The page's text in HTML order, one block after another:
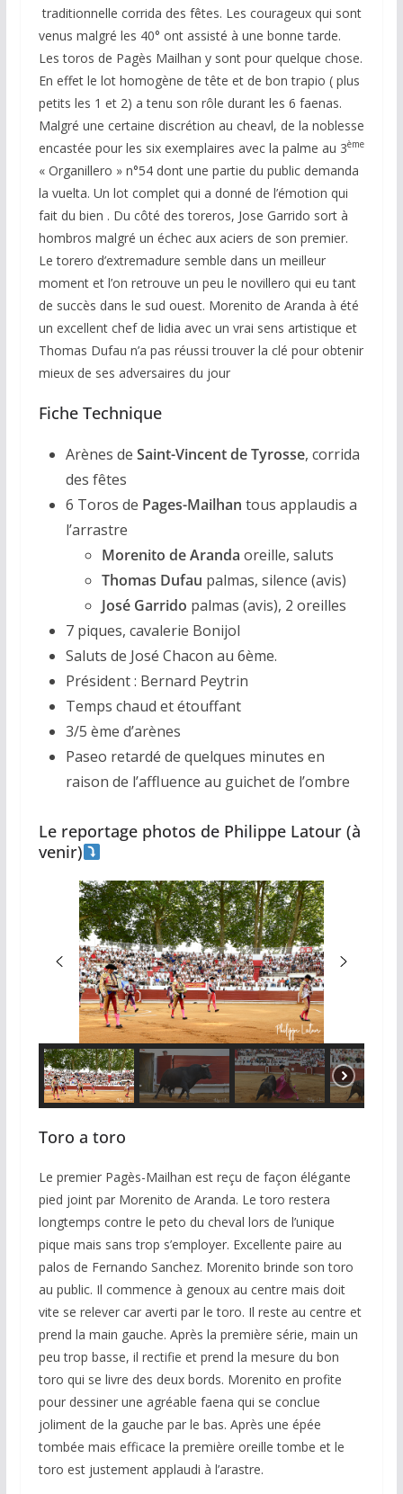
traditionnelle corrida des fêtes. Les courageux qui sont
venus malgré les 40° ont assisté à une bonne tarde.
Les toros de Pagès Mailhan y sont pour quelque chose.
En effet le lot homogène de tête et de bon trapio ( plus
petits les 1 et 2) a tenu son rôle durant les 6 faenas.
Malgré une certaine discrétion au cheavl, de la noblesse
encastée pour les six exemplaires avec la palme au 3ème
« Organillero » n°54 dont une partie du public demanda
la vuelta. Un lot complet qui a donné de l’émotion qui
fait du bien . Du côté des toreros, Jose Garrido sort à
hombros malgré un échec aux aciers de son premier.
Le torero d’extremadure semble dans un meilleur
moment et l’on retrouve un peu le novillero qui eu tant
de succès dans le sud ouest. Morenito de Aranda à été
un excellent chef de lidia avec un vrai sens artistique et
Thomas Dufau n’a pas réussi trouver la clé pour obtenir
mieux de ses adversaires du jour
Fiche Technique
Arènes de Saint-Vincent de Tyrosse, corrida
des fêtes
6 Toros de Pages-Mailhan tous applaudis a
l’arrastre
Morenito de Aranda oreille, saluts
Thomas Dufau palmas, silence (avis)
José Garrido palmas (avis), 2 oreilles
7 piques, cavalerie Bonijol
Saluts de José Chacon au 6ème.
Président : Bernard Peytrin
Temps chaud et étouffant
3/5 ème d’arènes
Paseo retardé de quelques minutes en
raison de l’affluence au guichet de l’ombre
Le reportage photos de Philippe Latour (à
venir)
Toro a toro
Le premier Pagès-Mailhan est reçu de façon élégante
pied joint par Morenito de Aranda. Le toro restera
longtemps contre le peto du cheval lors de l’unique
pique mais sans trop s’employer. Excellente paire au
palos de Fernando Sanchez. Morenito brinde son toro
au public. Il commence à genoux au centre mais doit
vite se relever car averti par le toro. Il reste au centre et
prend la main gauche. Après la première série, main un
peu trop basse, il rectifie et prend la mesure du bon
toro qui se livre des deux bords. Morenito en profite
pour dessiner une agréable faena qui se conclue
joliment de la gauche par le bas. Après une épée
tombée mais efficace la première oreille tombe et le
toro est justement applaudi à l’arastre.